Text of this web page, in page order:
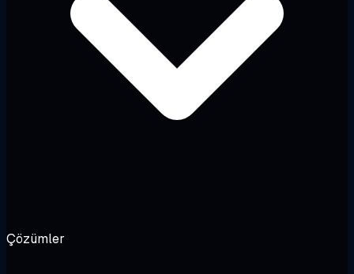
Çözümler